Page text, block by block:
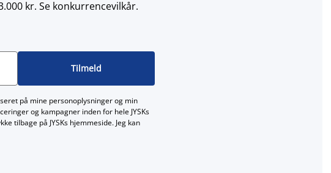
kr. Se konkurrencevilkår.
Tilmeld
på mine personoplysninger og min
og kampagner inden for hele JYSKs
tilbage på JYSKs hjemmeside. Jeg kan